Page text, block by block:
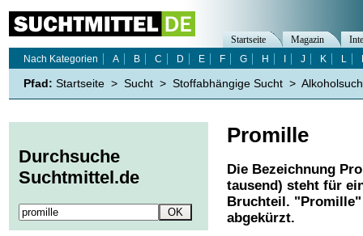
Promille
Die Bezeichnung
tausend) steht für
Bruchteil.
abgekürzt.
Startseite Magazin
Nach Kategorien
A B C D E F G H J K L
Pfad: Startseite > Sucht > Stoffabhängige Sucht >
Durchsuche
Suchtmittel.de